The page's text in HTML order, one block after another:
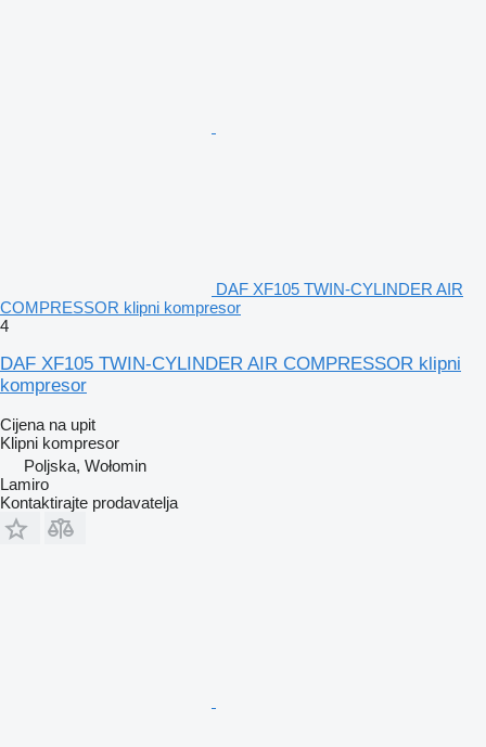
DAF XF105 TWIN-CYLINDER AIR
COMPRESSOR klipni kompresor
4
DAF XF105 TWIN-CYLINDER AIR COMPRESSOR klipni
kompresor
Cijena na upit
Klipni kompresor
Poljska, Wołomin
Lamiro
Kontaktirajte prodavatelja